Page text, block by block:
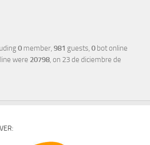
0 member, 981 guests, 0 bot online
were 20798, on 23 de diciembre de